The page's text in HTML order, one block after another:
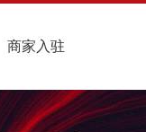
商家入驻